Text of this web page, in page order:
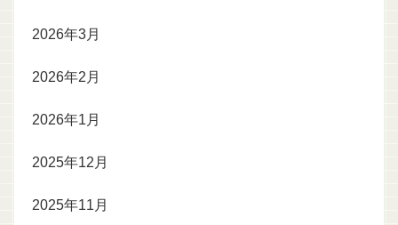
2026年3月
2026年2月
2026年1月
2025年12月
2025年11月